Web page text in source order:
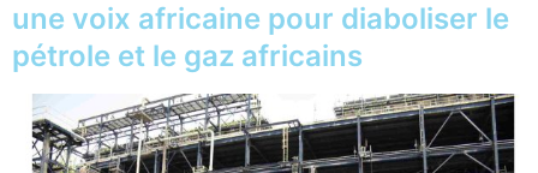
une voix africaine pour diaboliser le
pétrole et le gaz africains